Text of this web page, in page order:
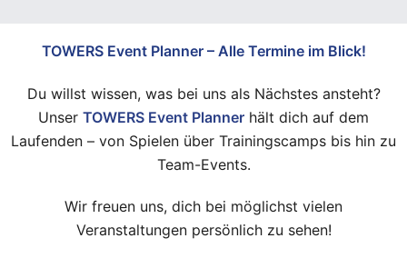
TOWERS Event Planner – Alle Termine im Blick!
Du willst wissen, was bei uns als Nächstes ansteht?
Unser TOWERS Event Planner hält dich auf dem
Laufenden – von Spielen über Trainingscamps bis hin zu
Team-Events.
Wir freuen uns, dich bei möglichst vielen
Veranstaltungen persönlich zu sehen!